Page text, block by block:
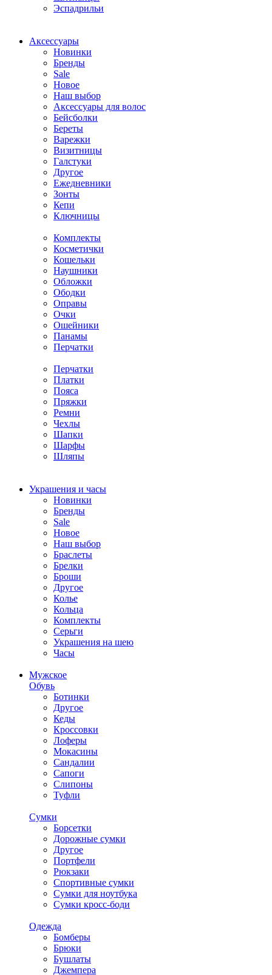
Эспадрильи
Аксессуары
Новинки
Бренды
Sale
Новое
Наш выбор
Аксессуары для волос
Бейсболки
Береты
Варежки
Визитницы
Галстуки
Другое
Ежедневники
Зонты
Кепи
Ключницы
Комплекты
Косметички
Кошельки
Наушники
Обложки
Ободки
Оправы
Очки
Ошейники
Панамы
Перчатки
Перчатки
Платки
Пояса
Пряжки
Ремни
Чехлы
Шапки
Шарфы
Шляпы
Украшения и часы
Новинки
Бренды
Sale
Новое
Наш выбор
Браслеты
Брелки
Броши
Другое
Колье
Кольца
Комплекты
Серьги
Украшения на шею
Часы
Мужское
Обувь
Ботинки
Другое
Кеды
Кроссовки
Лоферы
Мокасины
Сандалии
Сапоги
Слипоны
Туфли
Сумки
Борсетки
Дорожные сумки
Другое
Портфели
Рюкзаки
Спортивные сумки
Сумки для ноутбука
Сумки кросс-боди
Одежда
Бомберы
Брюки
Бушлаты
Джемпера